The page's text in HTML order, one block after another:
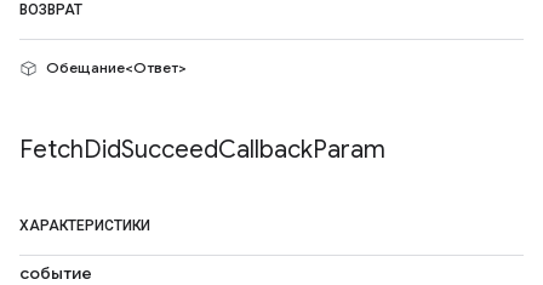
ВОЗВРАТ
Обещание<Ответ>
FetchDidSucceedCallbackParam
ХАРАКТЕРИСТИКИ
событие